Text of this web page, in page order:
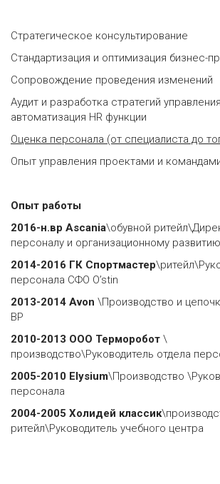
Стратегическое консультирование
Стандартизация и оптимизация бизнес-
Сопровождение проведения изменений
Аудит и разработка стратегий
автоматизация HR функции
Оценка персонала (от специалиста до
Опыт управления проектами и
Опыт работы
2016-н.вр Ascania\обувной
персоналу и организационному развитию
2014-2016 ГК Спортмастер
персонала СФО O’stin
2013-2014 Avon \Производство и
BP
2010-2013 ООО Терморобот \
производство\Руководитель отдела
2005-2010 Elysium\Производство
персонала
2004-2005 Холидей классик
ритейл\Руководитель учебного центра